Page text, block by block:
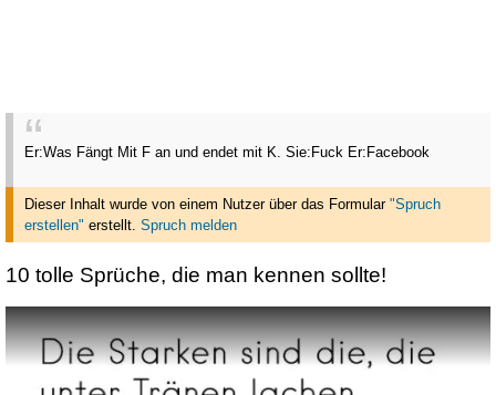
Er:Was Fängt Mit F an und endet mit K. Sie:Fuck Er:Facebook
Dieser Inhalt wurde von einem Nutzer über das Formular "Spruch
erstellen" erstellt. Spruch melden
10 tolle Sprüche, die man kennen sollte!